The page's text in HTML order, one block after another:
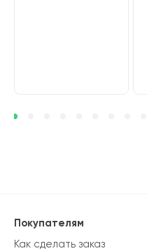
Покупателям
Как сделать заказ